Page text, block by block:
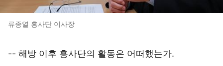
류종열 흥사단 이사장
-- 해방 이후 흥사단의 활동은 어떠했는가.